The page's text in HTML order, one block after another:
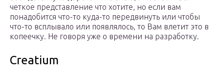
четкое представление что хотите, но если вам
понадобится что-то куда-то передвинуть или чтобы
что-то всплывало или появлялось, то Вам влетит это в
копеечку. Не говоря уже о времени на разработку.
Creatium